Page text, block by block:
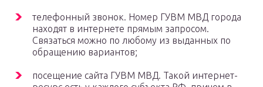
телефонный звонок. Номер ГУВМ МВД города
находят в интернете прямым запросом.
Связаться можно по любому из выданных по
обращению вариантов;
посещение сайта ГУВМ МВД. Такой интернет-